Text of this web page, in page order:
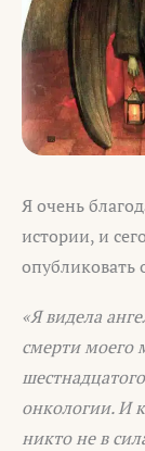
Я очень
истории, и
опубликовать
«Я видела
смерти моего
онкологии. И
никто не в